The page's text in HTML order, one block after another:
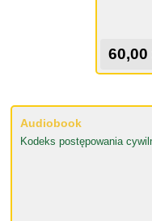
60,00
Audiobook
Kodeks postępowania